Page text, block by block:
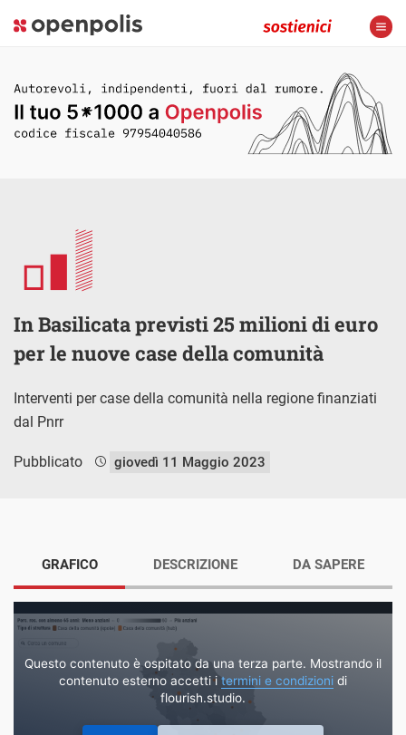
In Basilicata previsti 25 milioni di euro
per le nuove case della comunità
Interventi per case della comunità nella regione finanziati
dal Pnrr
Pubblicato giovedì 11 Maggio 2023
GRAFICO
Questo contenuto è ospitato da una terza parte. Mostrando il
contenuto esterno accetti itermini e condizioni di
flourish.studio.
DESCRIZIONE DA SAPERE